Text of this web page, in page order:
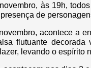
às 19h,
de
acontece a
flutuante decorada
levando o espírito